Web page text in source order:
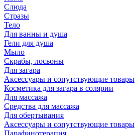
Слюда
Стразы
Тело
Для ванны и душа
Гели для душа
Мыло
Скрабы, лосьоны
Для загара
Аксессуары и сопутствующие товары
Косметика для загара в солярии
Для массажа
Средства для массажа
Для обертывания
Аксессуары и сопутствующие товары
Парафинотерапия